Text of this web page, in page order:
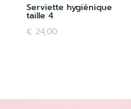
Serviette hygiénique
taille 4
€ 24,00